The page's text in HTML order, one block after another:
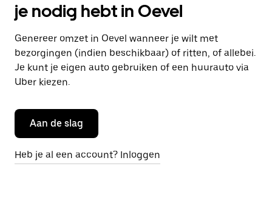
je nodig hebt in Oevel
Genereer omzet in Oevel wanneer je wilt met
bezorgingen (indien beschikbaar) of ritten, of allebei.
Je kunt je eigen auto gebruiken of een huurauto via
Uber kiezen.
Aan de slag
Heb je al een account? Inloggen